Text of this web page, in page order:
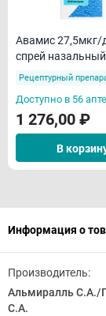
Авамис 27,5мкг/
спрей
Рецептурный
Доступно в 56
1 276,00 ₽
В
Информация о
Производитель:
Альмиралль С.А./
С.А.